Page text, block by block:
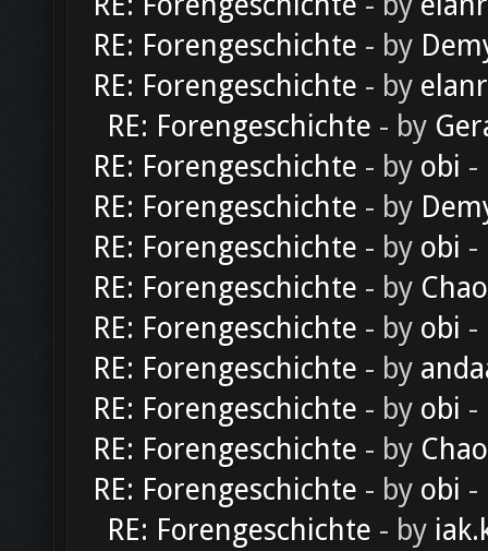
RE: Forengeschichte - by
RE: Forengeschichte - by
RE: Forengeschichte - by
RE: Forengeschichte - by obi -
RE: Forengeschichte - by
RE: Forengeschichte - by obi -
RE: Forengeschichte - by
RE: Forengeschichte - by obi -
RE: Forengeschichte - by
RE: Forengeschichte - by obi -
RE: Forengeschichte - by
RE: Forengeschichte - by obi -
RE: Forengeschichte - by